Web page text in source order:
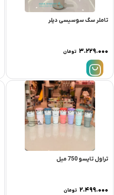
تاملر سگ سوسیسی دیلر
۳.۲۲۹.۰۰۰ تومان
تراول تایسو 750 میل
۲.۴۹۹.۰۰۰ تومان